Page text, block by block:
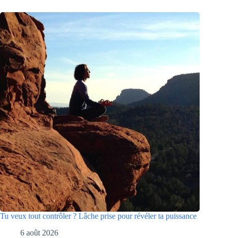
Tu veux tout contrôler ? Lâche prise pour révéler ta puissance
6 août 2026